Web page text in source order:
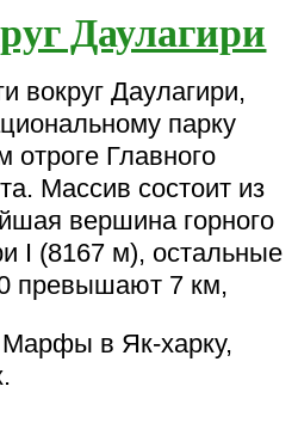
Даулагири
вокруг Даулагири,
парку
отроге Главного
Массив состоит из
вершина горного
I (8167 м), остальные
превышают 7 км,
Марфы в Як-харку,